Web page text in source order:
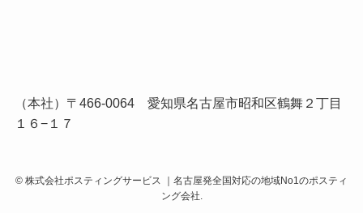
（本社）〒466-0064 愛知県名古屋市昭和区鶴舞２丁目
１６−１７
© 株式会社ポスティングサービス ｜名古屋発全国対応の地域No1のポスティ
ング会社.